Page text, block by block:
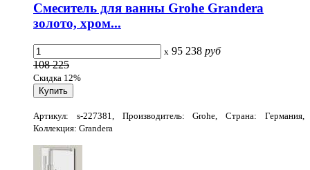
Смеситель для ванны Grohe Grandera
золото, хром...
x 95 238 руб
108 225
Скидка 12%
Артикул: s-227381, Производитель: Grohe, Страна: Германия,
Коллекция: Grandera